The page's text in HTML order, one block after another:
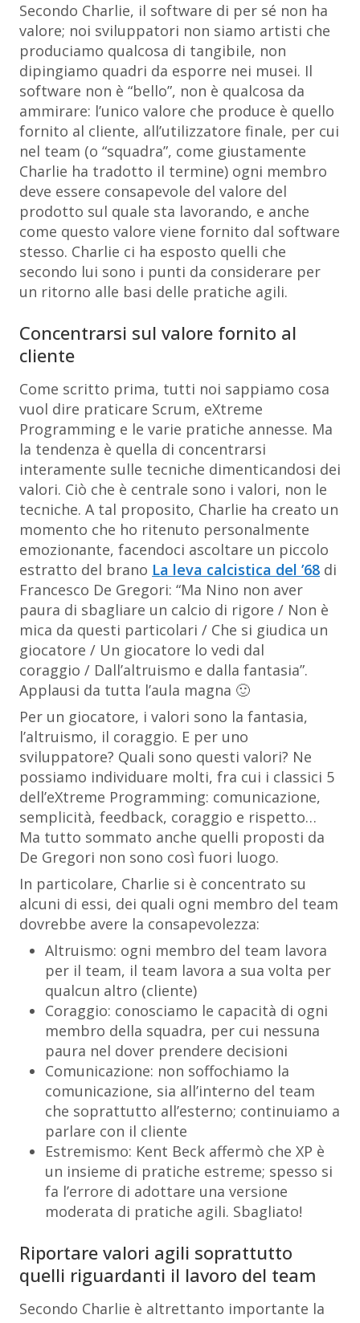
Secondo Charlie, il software di per sé non ha
valore; noi sviluppatori non siamo artisti che
produciamo qualcosa di tangibile, non
dipingiamo quadri da esporre nei musei. Il
software non è “bello”, non è qualcosa da
ammirare: l’unico valore che produce è quello
fornito al cliente, all’utilizzatore finale, per cui
nel team (o “squadra”, come giustamente
Charlie ha tradotto il termine) ogni membro
deve essere consapevole del valore del
prodotto sul quale sta lavorando, e anche
come questo valore viene fornito dal software
stesso. Charlie ci ha esposto quelli che
secondo lui sono i punti da considerare per
un ritorno alle basi delle pratiche agili.
Concentrarsi sul valore fornito al
cliente
Come scritto prima, tutti noi sappiamo cosa
vuol dire praticare Scrum, eXtreme
Programming e le varie pratiche annesse. Ma
la tendenza è quella di concentrarsi
interamente sulle tecniche dimenticandosi dei
valori. Ciò che è centrale sono i valori, non le
tecniche. A tal proposito, Charlie ha creato un
momento che ho ritenuto personalmente
emozionante, facendoci ascoltare un piccolo
estratto del brano La leva calcistica del ’68 di
Francesco De Gregori: “Ma Nino non aver
paura di sbagliare un calcio di rigore / Non è
mica da questi particolari / Che si giudica un
giocatore / Un giocatore lo vedi dal
coraggio / Dall’altruismo e dalla fantasia”.
Applausi da tutta l’aula magna 🙂
Per un giocatore, i valori sono la fantasia,
l’altruismo, il coraggio. E per uno
sviluppatore? Quali sono questi valori? Ne
possiamo individuare molti, fra cui i classici 5
dell’eXtreme Programming: comunicazione,
semplicità, feedback, coraggio e rispetto…
Ma tutto sommato anche quelli proposti da
De Gregori non sono così fuori luogo.
In particolare, Charlie si è concentrato su
alcuni di essi, dei quali ogni membro del team
dovrebbe avere la consapevolezza:
Altruismo: ogni membro del team lavora
per il team, il team lavora a sua volta per
qualcun altro (cliente)
Coraggio: conosciamo le capacità di ogni
membro della squadra, per cui nessuna
paura nel dover prendere decisioni
Comunicazione: non soffochiamo la
comunicazione, sia all’interno del team
che soprattutto all’esterno; continuiamo a
parlare con il cliente
Estremismo: Kent Beck affermò che XP è
un insieme di pratiche estreme; spesso si
fa l’errore di adottare una versione
moderata di pratiche agili. Sbagliato!
Riportare valori agili soprattutto
quelli riguardanti il lavoro del team
Secondo Charlie è altrettanto importante la